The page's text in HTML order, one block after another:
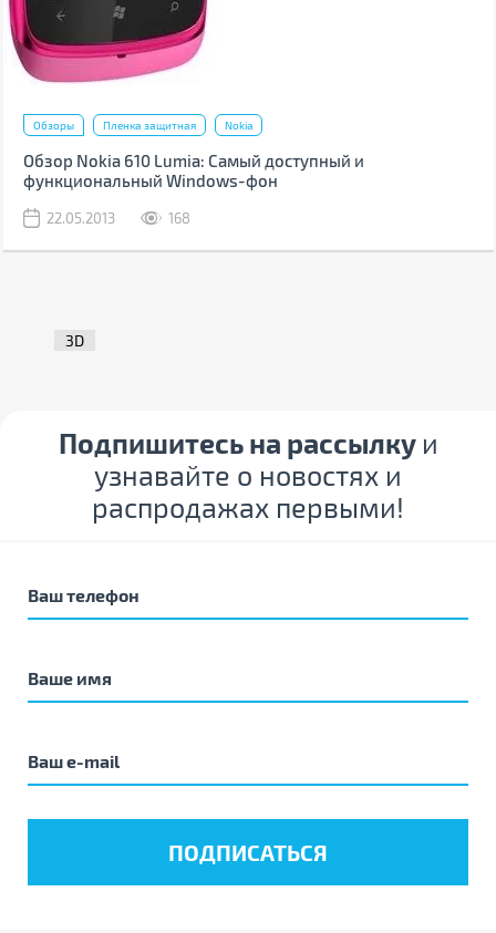
Обзоры Пленка защитная Nokia
Обзор Nokia 610 Lumia: Самый доступный и
функциональный Windows-фон
22.05.2013 168
3D
Подпишитесь на рассылку и
узнавайте о новостях и
распродажах первыми!